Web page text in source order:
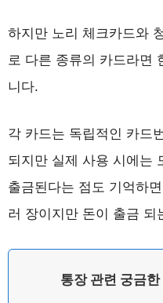
하지만 노리 체크카드와
로 다른 종류의 카드라면
니다.
각 카드는 독립적인 카드
되지만 실제 사용 시에는
출금된다는 점도 기억하
러 장이지만 돈이 출금 되
통장 관련 궁금